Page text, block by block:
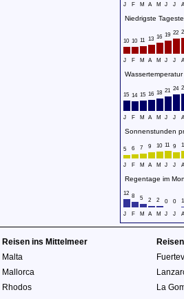
J F M A M J J A
Niedrigste
10 10 11 13 16 19 22
J F M A M J J A
Wassertemperatur
15 14 15 16 18 21 24
J F M A M J J A
Sonnenstunden
5 6 7 9 10 11 9 11
J F M A M J J A
Regentage im
12 8 5 2 2 0 0 1
J F M A M J J A
Reisen ins Mittelmeer
Malta
Mallorca
Rhodos
La